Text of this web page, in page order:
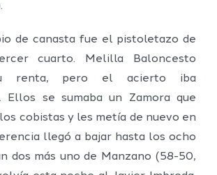
de canasta fue el pistoletazo de
cuarto. Melilla Baloncesto
renta, pero el acierto iba
Ellos se sumaba un Zamora que
cobistas y les metía de nuevo en
llegó a bajar hasta los ocho
dos más uno de Manzano (58-50,